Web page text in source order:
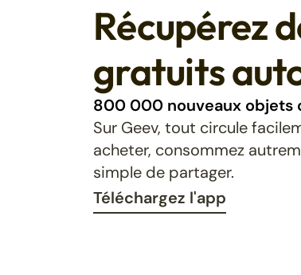
Récupérez
gratuits
800 000 nouveaux objets
Sur Geev, tout circule
acheter, consommez
simple de partager.
Téléchargez l'app